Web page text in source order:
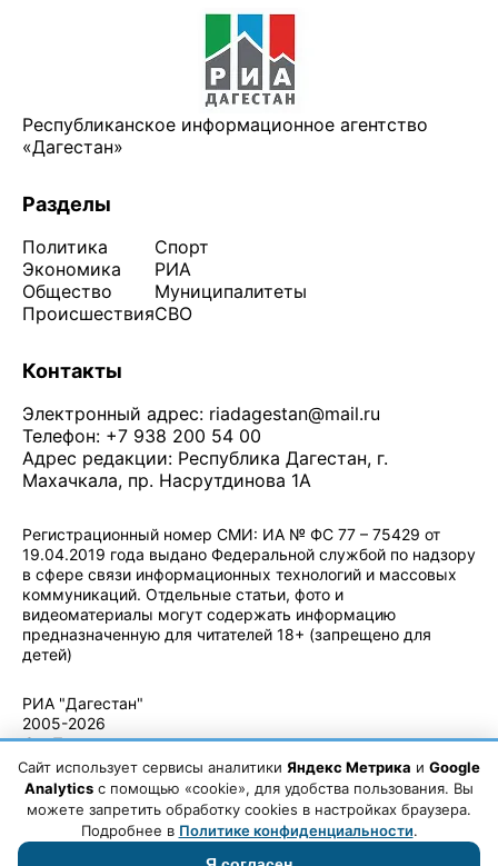
Республиканское информационное агентство
«Дагестан»
Разделы
Политика
Экономика
Общество
Происшествия
Спорт
РИА
Муниципалитеты
СВО
Контакты
Электронный адрес: riadagestan@mail.ru
Телефон: +7 938 200 54 00
Адрес редакции: Республика Дагестан, г.
Махачкала, пр. Насрутдинова 1А
Регистрационный номер СМИ: ИА № ФС 77 – 75429 от
19.04.2019 года выдано Федеральной службой по надзору
в сфере связи информационных технологий и массовых
коммуникаций. Отдельные статьи, фото и
видеоматериалы могут содержать информацию
предназначенную для читателей 18+ (запрещено для
детей)
РИА "Дагестан"
2005-2026
© - Правила
использования
материалов.
Авторские
Сайт использует сервисы аналитики Яндекс Метрика и Google
Analytics с помощью «cookie», для удобства пользования. Вы
можете запретить обработку cookies в настройках браузера.
Подробнее в Политике конфиденциальности.